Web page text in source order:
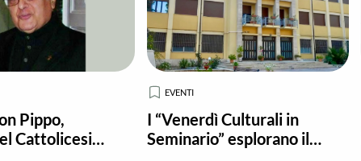
Pippo,
Cattolicesimo
EVENTI
I “Venerdì Culturali in
Seminario” esplorano il